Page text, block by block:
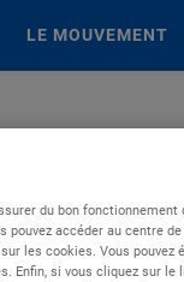
LE MOUVEMENT
du bon
accéder au centre
les cookies. Vous
Enfin, si vous cliquez sur le